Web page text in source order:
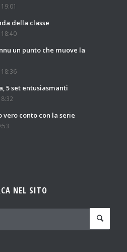
della classe
un punto che muove la
5 set entusiasmanti
vero conto con la serie
NEL SITO